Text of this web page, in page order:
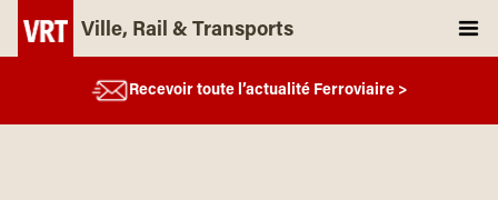
Ville, Rail & Transports
Recevoir toute l’actualité Ferroviaire >